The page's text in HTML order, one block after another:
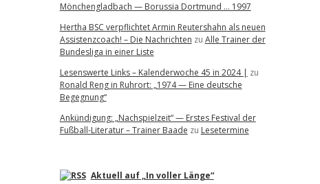
Mönchengladbach — Borussia Dortmund … 1997
Hertha BSC verpflichtet Armin Reutershahn als neuen
Assistenzcoach! – Die Nachrichten zu Alle Trainer der
Bundesliga in einer Liste
Lesenswerte Links – Kalenderwoche 45 in 2024 | zu
Ronald Reng in Ruhrort: „1974 — Eine deutsche
Begegnung“
Ankündigung: „Nachspielzeit“ — Erstes Festival der
Fußball-Literatur – Trainer Baade zu Lesetermine
Aktuell auf „In voller Länge“